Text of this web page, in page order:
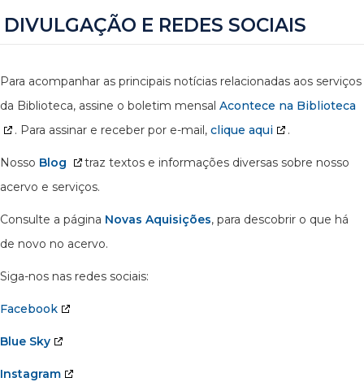
DIVULGAÇÃO E REDES SOCIAIS
Para acompanhar as principais notícias relacionadas aos serviços
da Biblioteca, assine o boletim mensal Acontece na Biblioteca
. Para assinar e receber por e-mail, clique aqui .
Nosso Blog
traz textos e informações diversas sobre nosso
acervo e serviços.
Consulte a página Novas Aquisições, para descobrir o que há
de novo no acervo.
Siga-nos nas redes sociais:
Facebook
Blue Sky
Instagram